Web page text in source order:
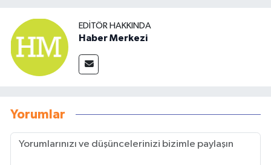
EDITÖR HAKKINDA
Haber Merkezi
Yorumlar